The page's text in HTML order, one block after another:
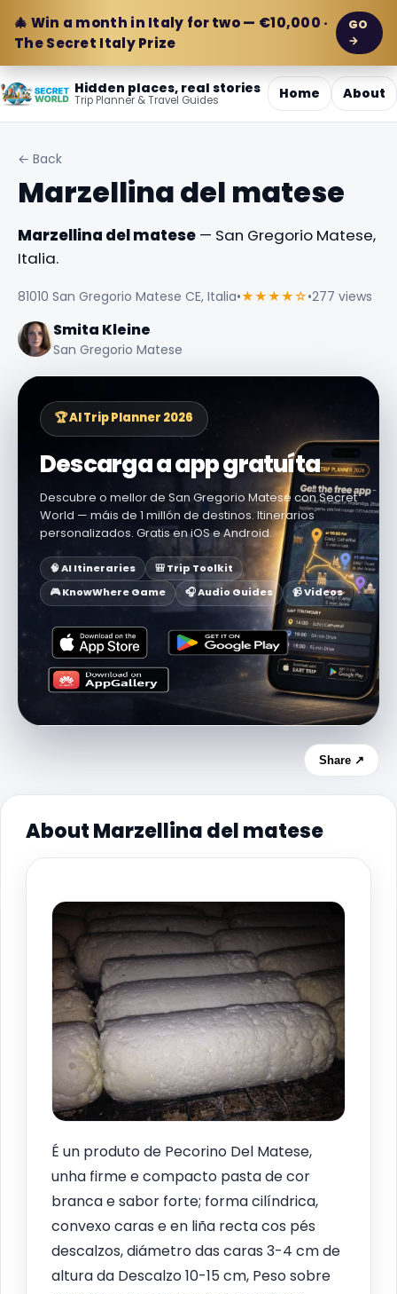
🎄 Win a month in Italy for two — €10,000 ·
The Secret Italy Prize
GO
→
Hidden places, real stories
Trip Planner & Travel Guides Home About
← Back
Marzellina del matese
Marzellina del matese — San Gregorio Matese,
Italia.
81010 San Gregorio Matese CE, Italia•★★★★☆•277 views
Smita Kleine
San Gregorio Matese
🏆 AI Trip Planner 2026
Descarga a app gratuíta
Descubre o mellor de San Gregorio Matese con Secret
World — máis de 1 millón de destinos. Itinerarios
personalizados. Gratis en iOS e Android.
🧠 AI Itineraries
🎒 Trip Toolkit
🎮 KnowWhere Game
🎧 Audio Guides 📹 Videos
Share ↗
About Marzellina del matese
É un produto de Pecorino Del Matese,
unha firme e compacto pasta de cor
branca e sabor forte; forma cilíndrica,
convexo caras e en liña recta cos pés
descalzos, diámetro das caras 3-4 cm de
altura da Descalzo 10-15 cm, Peso sobre